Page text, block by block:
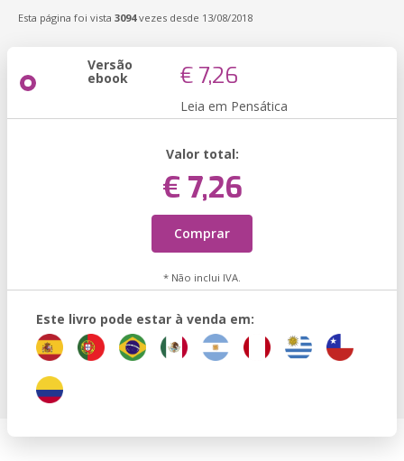
Esta página foi vista 3094vezes desde 13/08/2018
Versão
ebook € 7,26
Leia em Pensática
Valor total:
€ 7,26
Comprar
* Não inclui IVA.
Este livro pode estar à venda em: